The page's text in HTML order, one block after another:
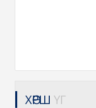
ХӨРШ ҮГ